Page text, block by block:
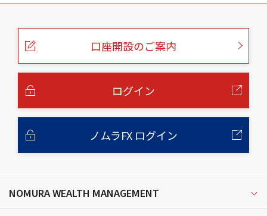
こ
口座開設のご案内
ログイン
ノムラFX ログイン
NOMURA WEALTH MANAGEMENT